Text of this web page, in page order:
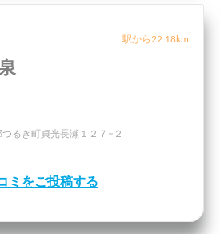
駅から22.18km
るぎ町貞光長瀬１２７−２
ミをご投稿する